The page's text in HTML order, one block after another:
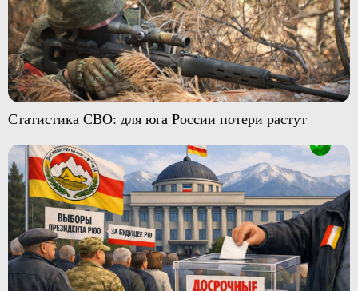
Статистика СВО: для юга России потери растут